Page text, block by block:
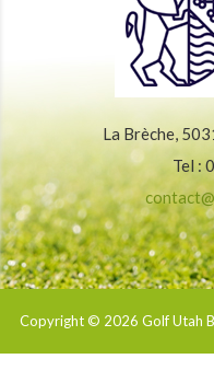
La Brèche,
Tel :
Copyright © 2026 Golf Utah